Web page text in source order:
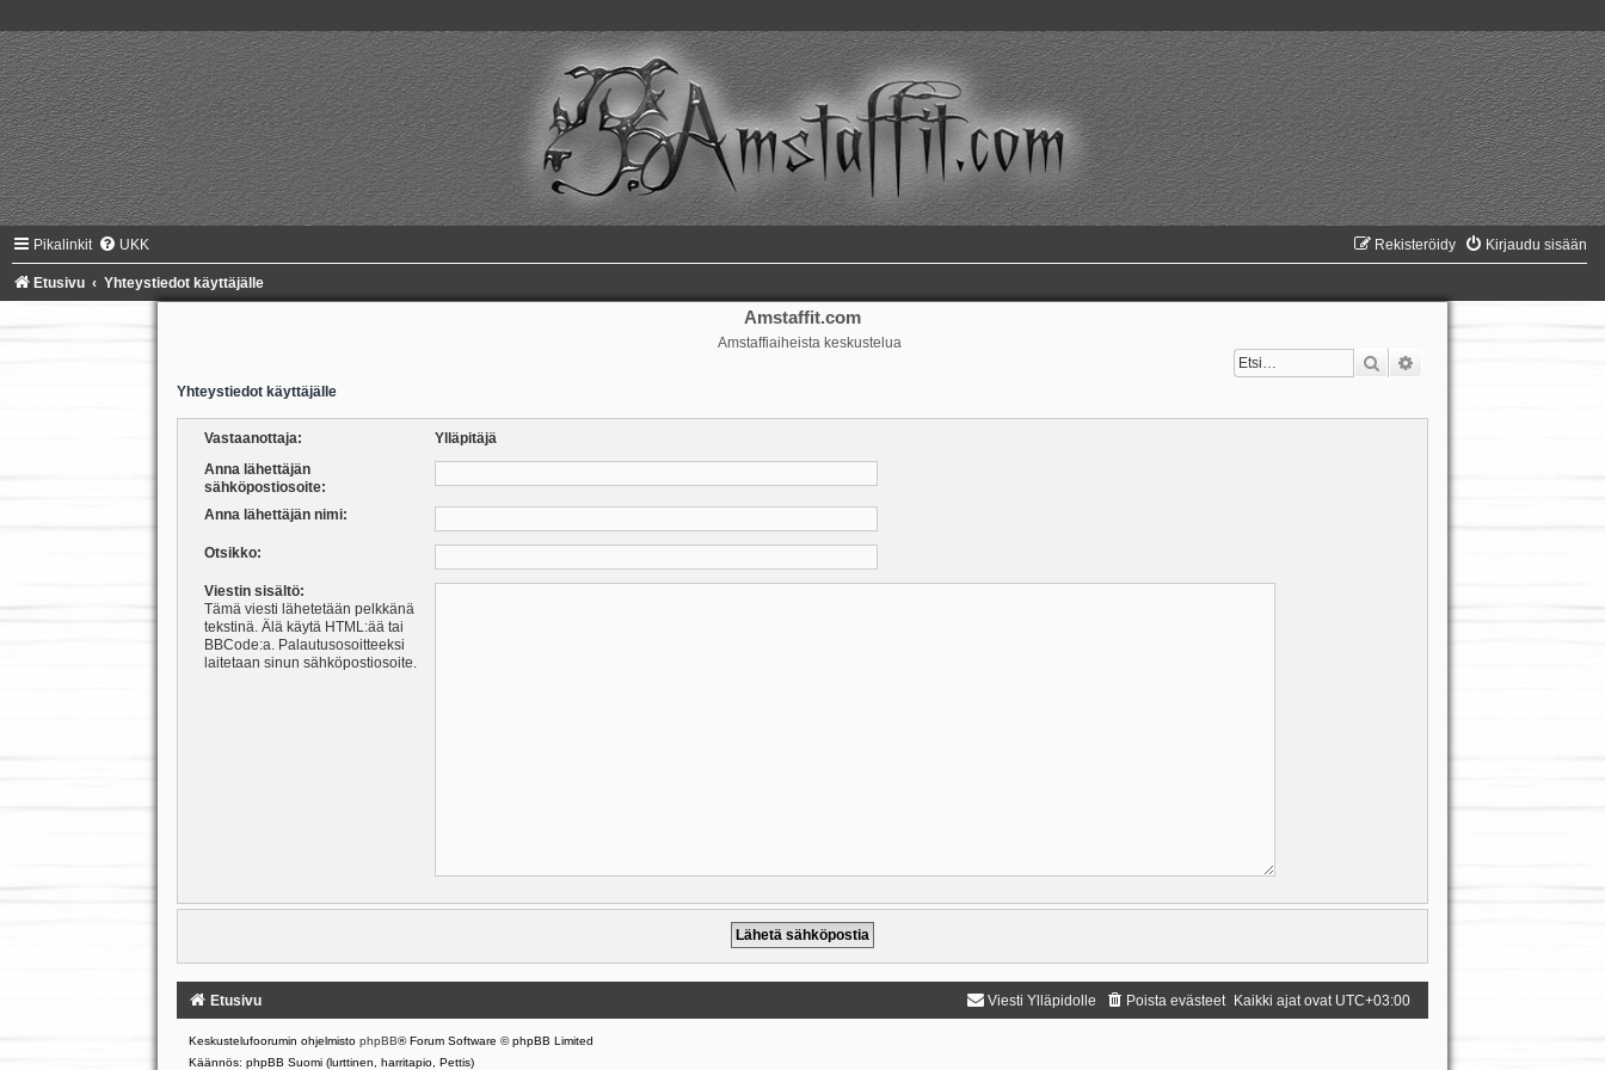
Pikalinkit UKK Kirjaudu sisään
Rekisteröidy
Etusivu Yhteystiedot käyttäjälle
Amstaffit.com
Amstaffiaiheista keskustelua
Etsi
Yhteystiedot käyttäjälle
Vastaanottaja:
Ylläpitäjä
Anna lähettäjän
sähköpostiosoite:
Anna lähettäjän nimi:
Otsikko:
Viestin sisältö:
Tämä viesti lähetetään pelkkänä
tekstinä. Älä käytä HTML:ää tai
BBCode:a. Palautusosoitteeksi
laitetaan sinun sähköpostiosoite.
Etusivu Kaikki ajat ovat UTC+03:00
Poista evästeet
Viesti Ylläpidolle
Keskustelufoorumin ohjelmisto phpBB® Forum Software © phpBB Limited
Käännös: phpBB Suomi (lurttinen, harritapio, Pettis)